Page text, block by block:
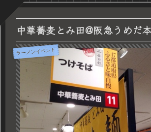
中華蕎麦とみ田@阪急うめだ
ラーメンイベント